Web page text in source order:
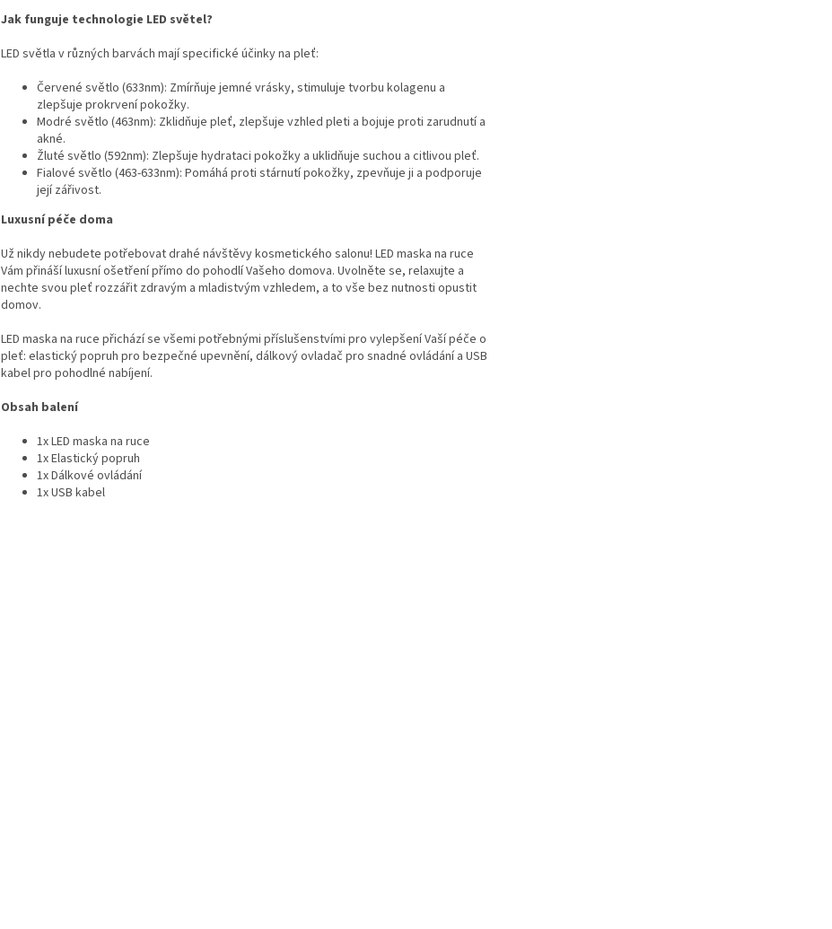
Jak funguje technologie LED světel?
LED světla v různých barvách mají specifické účinky na pleť:
Červené světlo (633nm): Zmírňuje jemné vrásky, stimuluje tvorbu kolagenu a
zlepšuje prokrvení pokožky.
Modré světlo (463nm): Zklidňuje pleť, zlepšuje vzhled pleti a bojuje proti zarudnutí a
akné.
Žluté světlo (592nm): Zlepšuje hydrataci pokožky a uklidňuje suchou a citlivou pleť.
Fialové světlo (463-633nm): Pomáhá proti stárnutí pokožky, zpevňuje ji a podporuje
její zářivost.
Luxusní péče doma
Už nikdy nebudete potřebovat drahé návštěvy kosmetického salonu! LED maska na ruce
Vám přináší luxusní ošetření přímo do pohodlí Vašeho domova. Uvolněte se, relaxujte a
nechte svou pleť rozzářit zdravým a mladistvým vzhledem, a to vše bez nutnosti opustit
domov.
LED maska na ruce přichází se všemi potřebnými příslušenstvími pro vylepšení Vaší péče o
pleť: elastický popruh pro bezpečné upevnění, dálkový ovladač pro snadné ovládání a USB
kabel pro pohodlné nabíjení.
Obsah balení
1x LED maska na ruce
1x Elastický popruh
1x Dálkové ovládání
1x USB kabel